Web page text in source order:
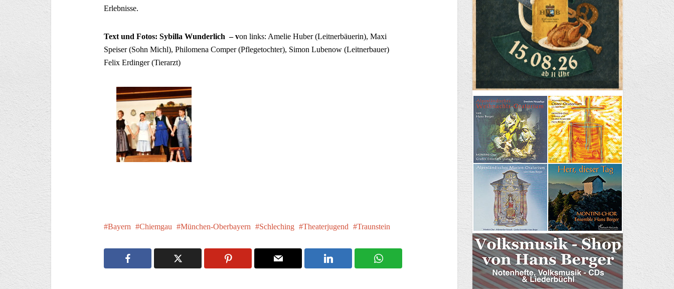
Erlebnisse.
Text und Fotos: Sybilla Wunderlich – von links: Amelie Huber (Leitnerbäuerin), Maxi
Speiser (Sohn Michl), Philomena Comper (Pflegetochter), Simon Lubenow (Leitnerbauer)
Felix Erdinger (Tierarzt)
Bayern Chiemgau München-Oberbayern Schleching Theaterjugend Traunstein